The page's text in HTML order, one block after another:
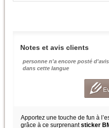
Notes et avis clients
personne n'a encore posté d'avis
dans cette langue
Apportez une touche de fun à
grâce à ce surprenantsticker